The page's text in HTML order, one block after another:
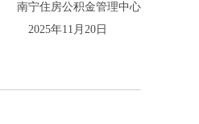
住房公积金管理中心
2025年11月20日